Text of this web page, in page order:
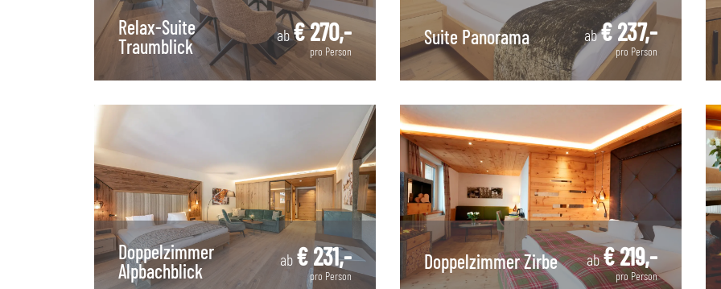
Relax-Suite
Traumblick
ab€ 270,-
pro Person
Suite Panorama ab€ 237,-
pro Person
Doppelzimmer
Alpbachblick
ab € 231,-
pro Person
Doppelzimmer Zirbe ab€ 219,-
pro Person